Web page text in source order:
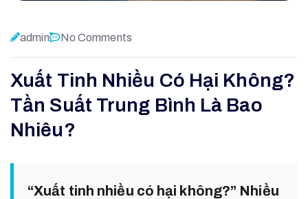
admin No Comments
Xuất Tinh Nhiều Có Hại Không?
Tần Suất Trung Bình Là Bao
Nhiêu?
“Xuất tinh nhiều có hại không?” Nhiều